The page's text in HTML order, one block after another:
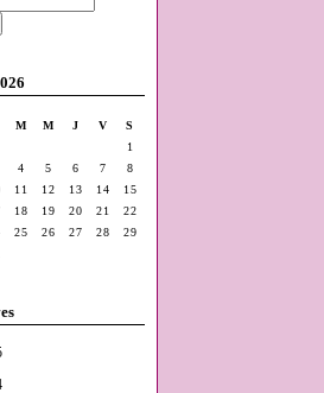
M M J V
S
1
4 5 6 7
8
11 12 13 14
15
18 19 20 21
22
25 26 27 28
29